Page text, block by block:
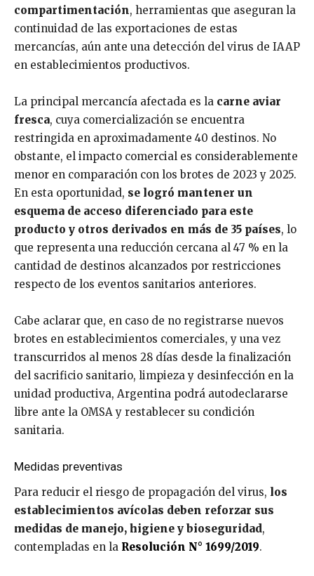
compartimentación, herramientas que aseguran la
continuidad de las exportaciones de estas
mercancías, aún ante una detección del virus de IAAP
en establecimientos productivos.
La principal mercancía afectada es la carne aviar
fresca, cuya comercialización se encuentra
restringida en aproximadamente 40 destinos. No
obstante, el impacto comercial es considerablemente
menor en comparación con los brotes de 2023 y 2025.
En esta oportunidad, se logró mantener un
esquema de acceso diferenciado para este
producto y otros derivados en más de 35 países, lo
que representa una reducción cercana al 47 % en la
cantidad de destinos alcanzados por restricciones
respecto de los eventos sanitarios anteriores.
Cabe aclarar que, en caso de no registrarse nuevos
brotes en establecimientos comerciales, y una vez
transcurridos al menos 28 días desde la finalización
del sacrificio sanitario, limpieza y desinfección en la
unidad productiva, Argentina podrá autodeclararse
libre ante la OMSA y restablecer su condición
sanitaria.
Medidas preventivas
Para reducir el riesgo de propagación del virus, los
establecimientos avícolas deben reforzar sus
medidas de manejo, higiene y bioseguridad,
contempladas en la Resolución N° 1699/2019.